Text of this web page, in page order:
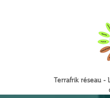
Terrafrik réseau -